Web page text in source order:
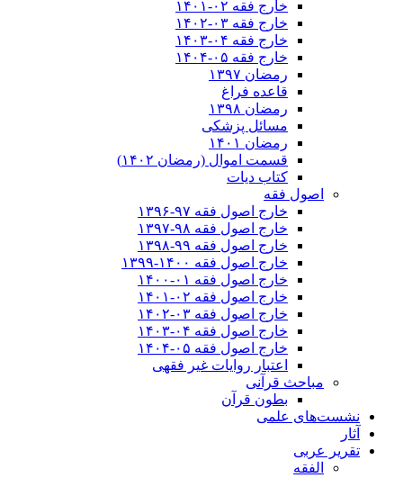
خارج فقه ۰۲-۱۴۰۱
خارج فقه ۰۳-۱۴۰۲
خارج فقه ۰۴-۱۴۰۳
خارج فقه ۰۵-۱۴۰۴
رمضان ۱۳۹۷
قاعده فراغ
رمضان ۱۳۹۸
مسائل پزشکی
رمضان ۱۴۰۱
قسمت اموال (رمضان ۱۴۰۲)
کتاب دیات
اصول فقه
خارج اصول فقه ۹۷-۱۳۹۶
خارج اصول فقه ۹۸-۱۳۹۷
خارج اصول فقه ۹۹-۱۳۹۸
خارج اصول فقه ۱۴۰۰-۱۳۹۹
خارج اصول فقه ۰۱-۱۴۰۰
خارج اصول فقه ۰۲-۱۴۰۱
خارج اصول فقه ۰۳-۱۴۰۲
خارج اصول فقه ۰۴-۱۴۰۳
خارج اصول فقه ۰۵-۱۴۰۴
اعتبار روایات غیر فقهی
مباحث قرآنی
بطون قرآن
نشست‌های علمی
آثار
تقریر عربی
الفقه